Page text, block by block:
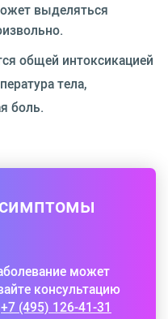
выделяться
общей интоксикацией
тела,
боль.
может
консультацию
+7 (495) 126-41-31